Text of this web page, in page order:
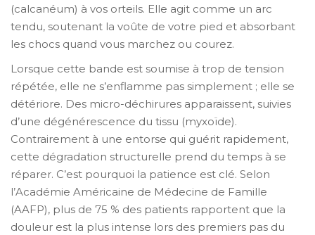
(calcanéum) à vos orteils. Elle agit comme un arc
tendu, soutenant la voûte de votre pied et absorbant
les chocs quand vous marchez ou courez.
Lorsque cette bande est soumise à trop de tension
répétée, elle ne s’enflamme pas simplement ; elle se
détériore. Des micro-déchirures apparaissent, suivies
d’une dégénérescence du tissu (myxoïde).
Contrairement à une entorse qui guérit rapidement,
cette dégradation structurelle prend du temps à se
réparer. C’est pourquoi la patience est clé. Selon
l’Académie Américaine de Médecine de Famille
(AAFP), plus de 75 % des patients rapportent que la
douleur est la plus intense lors des premiers pas du